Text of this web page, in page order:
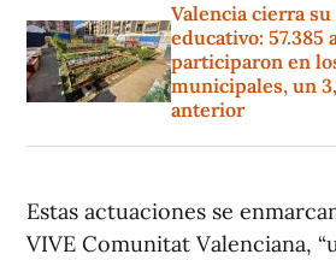
Valencia cierra
educativo: 57.385
participaron en
municipales, un
anterior
Estas actuaciones se
VIVE Comunitat Valenciana,